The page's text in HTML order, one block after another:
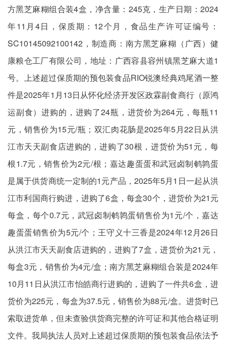
方黑芝麻糊组合装4盒，净含量：245克，生产日期：2024
年11月4日，保质期：12个月，食品生产许可证编号：
SC10145092100142，制造商：南方黑芝麻糊（广西）健
康粮仓工厂有限公司，地址：广西容县容州镇黑芝麻大道1
号。上述超过保质期的预包装食品RIO锐澳经典鸡尾酒一整
件是2025年1月13日从怀化经济开发区政霖副食商行（原鸿
运副食）进购的，进购了24瓶，进货价为264元，每瓶11
元，销售价为15元/瓶；双汇肉花肠是2025年5月22日从洪
江市天天副食店进购的，进购了30根，进货价为51元，每
根1.7元，销售价为2元/根；嘉达趣蛋蛋和武冠卤制鹌鹑蛋
是属于供货商统一定制的1元产品，2025年5月1日一起从洪
江市利国商行购进，进购了6盒，每盒30个，进货价为21元
每盒，每个0.7元，武冠卤制鹌鹑蛋销售价为1元/个，嘉达
趣蛋蛋销售价为5元/个；王守义十三香是2024年12月26日
从洪江市天天副食店进购的，进购了7盒，进货价为21元，
每盒3元，销售价为4元/盒；南方黑芝麻糊组合装是2024年
10月11日从洪江市怡皓商行进购的，进购了一件共6盒，进
货价为225元，每盒为37.5元，销售价为88元/盒。进货时已
索取进货单，但未查验供货商完整的许可证和其他合格证明
文件。我局执法人员对上述超过保质期的预包装食品依法予